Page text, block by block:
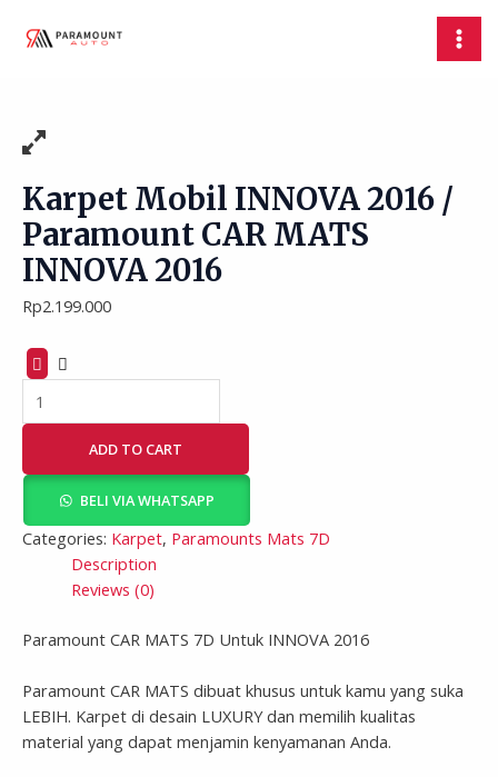
Karpet Mobil INNOVA 2016 /
Paramount CAR MATS
INNOVA 2016
Rp2.199.000
Mobil
Paramount
MATS
INNOVA
2016
quantity
ADD TO CART
BELI VIA WHATSAPP
Categories: Karpet, Paramounts Mats 7D
Description
Reviews (0)
Paramount CAR MATS 7D Untuk INNOVA 2016
Paramount CAR MATS dibuat khusus untuk kamu yang suka
LEBIH. Karpet di desain LUXURY dan memilih kualitas
material yang dapat menjamin kenyamanan Anda.